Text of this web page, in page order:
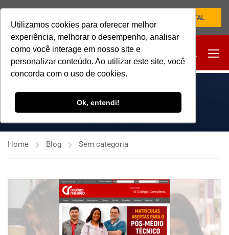
Utilizamos cookies para oferecer melhor
experiência, melhorar o desempenho, analisar
como você interage em nosso site e
personalizar conteúdo. Ao utilizar este site, você
concorda com o uso de cookies.
Ok, entendi!
NOVO PORTAL
SEM CATEGORIA
Home Blog Sem categoria